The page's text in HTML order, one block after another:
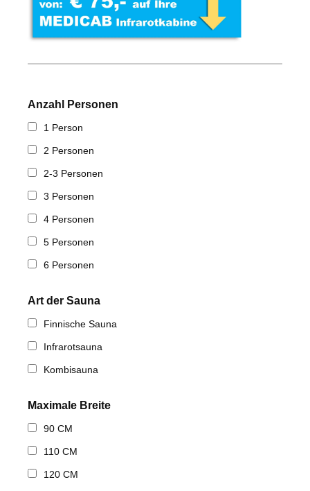
Anzahl Personen
1 Person
2 Personen
2-3 Personen
3 Personen
4 Personen
5 Personen
6 Personen
Art der Sauna
Finnische Sauna
Infrarotsauna
Kombisauna
Maximale Breite
90 CM
110 CM
120 CM